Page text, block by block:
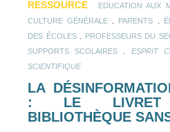
RESSOURCE EDUCATION AUX
CULTURE GÉNÉRALE PARENTS
DES ÉCOLES. PROFESSEURS DU
SUPPORTS SCOLAIRES
ESPRIT
SCIENTIFIQUE
LA
: LE LIVRET
BIBLIOTHÈQUE